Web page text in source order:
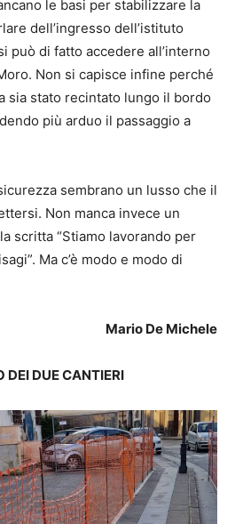
le basi per stabilizzare la
dell’ingresso dell’istituto
può di fatto accedere all’interno
Non si capisce infine perché
sia stato recintato lungo il bordo
più arduo il passaggio a
sembrano un lusso che il
Non manca invece un
scritta “Stiamo lavorando per
Ma c’è modo e modo di
Mario De Michele
DEI DUE CANTIERI